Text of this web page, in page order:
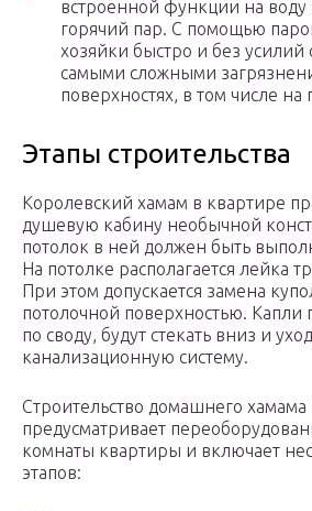
встроенной функции на воду
горячий пар. С помощью
хозяйки быстро и без усилий
самыми сложными
поверхностях, в том числе на
Этапы строительства
Королевский хамам в квартире
душевую кабину необычной
потолок в ней должен быть
На потолке располагается лейка
При этом допускается замена
потолочной поверхностью. Капли
по своду, будут стекать вниз и
канализационную систему.
Строительство домашнего
предусматривает
комнаты квартиры и включает
этапов: